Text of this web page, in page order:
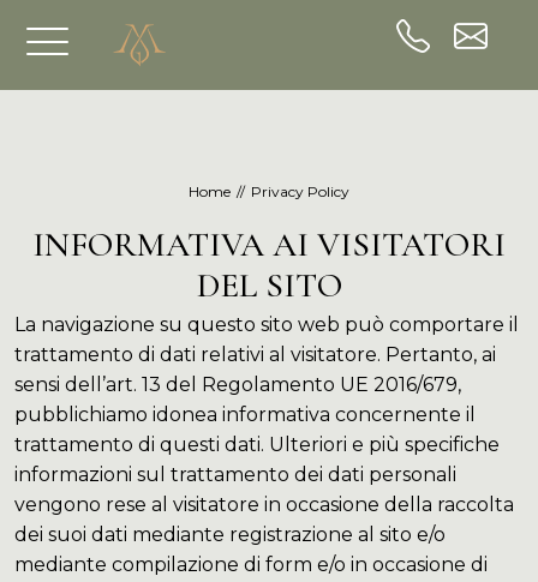
Un hotel, tutto da scoprire
Una vacanza tutta da vivere
Un viaggio, tutto da iniziare
Home // Privacy Policy
INFORMATIVA AI VISITATORI
DEL SITO
La navigazione su questo sito web può comportare il
trattamento di dati relativi al visitatore. Pertanto, ai
sensi dell’art. 13 del Regolamento UE 2016/679,
pubblichiamo idonea informativa concernente il
trattamento di questi dati. Ulteriori e più specifiche
informazioni sul trattamento dei dati personali
vengono rese al visitatore in occasione della raccolta
dei suoi dati mediante registrazione al sito e/o
mediante compilazione di form e/o in occasione di